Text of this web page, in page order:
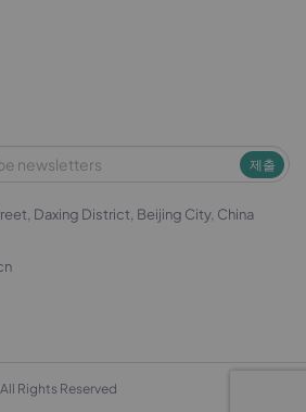
제출
Daxing District, Beijing City, China
Rights Reserved